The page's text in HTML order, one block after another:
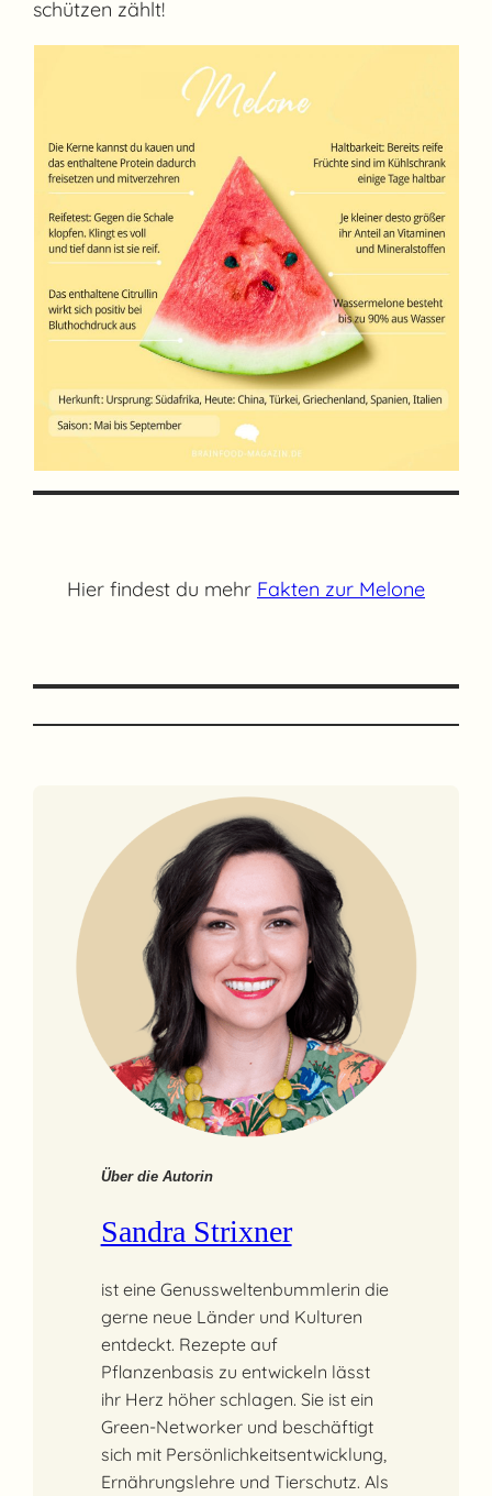
schützen zählt!
Hier findest du mehr Fakten zur Melone
Über die Autorin
Sandra Strixner
ist eine Genussweltenbummlerin die
gerne neue Länder und Kulturen
entdeckt. Rezepte auf
Pflanzenbasis zu entwickeln lässt
ihr Herz höher schlagen. Sie ist ein
Green-Networker und beschäftigt
sich mit Persönlichkeitsentwicklung,
Ernährungslehre und Tierschutz. Als